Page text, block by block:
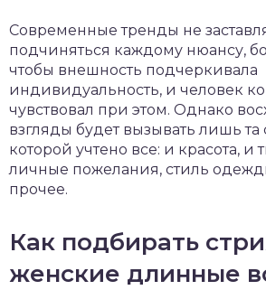
Современные тренды не
подчиняться каждому нюансу,
чтобы внешность подчеркивала
индивидуальность, и человек
чувствовал при этом. Однако
взгляды будет вызывать лишь та
которой учтено все: и красота, и
личные пожелания, стиль
прочее.
Как подбирать
женские длинные